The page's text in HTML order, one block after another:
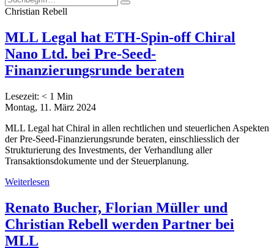
Christian Rebell
MLL Legal hat ETH-Spin-off Chiral
Nano Ltd. bei Pre-Seed-
Finanzierungsrunde beraten
Lesezeit: < 1 Min
Montag, 11. März 2024
MLL Legal hat Chiral in allen rechtlichen und steuerlichen Aspekten
der Pre-Seed-Finanzierungsrunde beraten, einschliesslich der
Strukturierung des Investments, der Verhandlung aller
Transaktionsdokumente und der Steuerplanung.
Weiterlesen
Renato Bucher, Florian Müller und
Christian Rebell werden Partner bei
MLL